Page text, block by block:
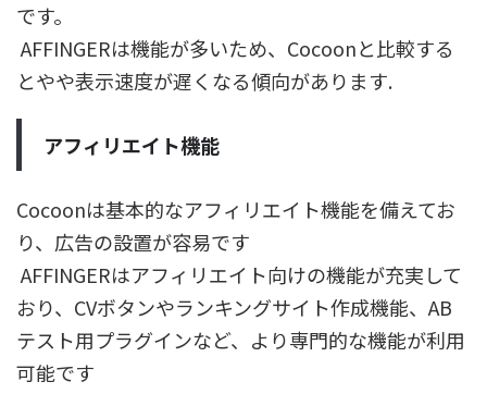
です。
AFFINGERは機能が多いため、Cocoonと比較する
とやや表示速度が遅くなる傾向があります.
アフィリエイト機能
Cocoonは基本的なアフィリエイト機能を備えてお
り、広告の設置が容易です
AFFINGERはアフィリエイト向けの機能が充実して
おり、CVボタンやランキングサイト作成機能、AB
テスト用プラグインなど、より専門的な機能が利用
可能です